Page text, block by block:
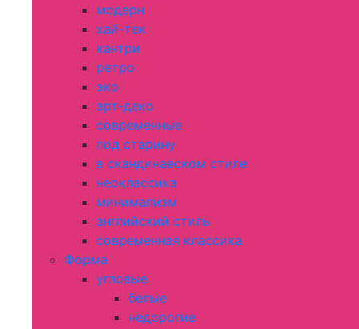
модерн
хай-тек
кантри
ретро
эко
арт-деко
современные
под старину
в скандинавском стиле
неоклассика
минимализм
английский стиль
современная классика
Форма
угловые
белые
недорогие